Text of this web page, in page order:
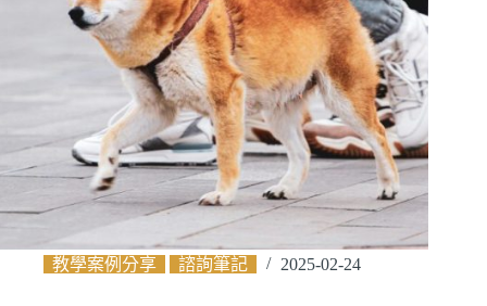
教學案例分享 諮詢筆記 2025-02-24